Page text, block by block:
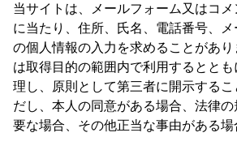
当サイトは、メールフォーム又はコ
に当たり、住所、氏名、電話番号、
の個人情報の入力を求めることがあ
は取得目的の範囲内で利用するとと
理し、原則として第三者に開示する
だし、本人の同意がある場合、法律
要な場合、その他正当な事由がある場